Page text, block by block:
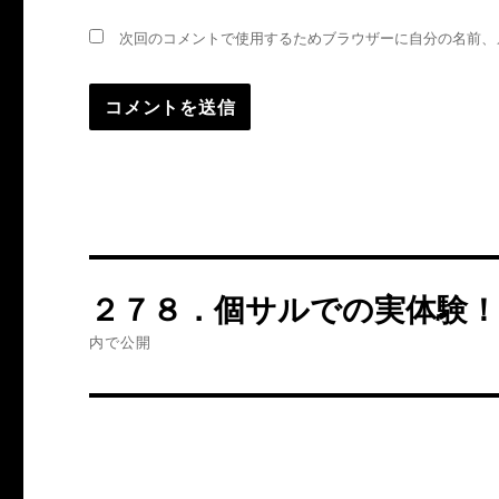
次回のコメントで使用するためブラウザーに自分の名前
稿
２７８．個サルでの実体験！
内で公開